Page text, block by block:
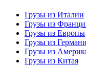
Грузы из Италии
Грузы из
Грузы из Европы
Грузы из
Грузы из
Грузы из Китая